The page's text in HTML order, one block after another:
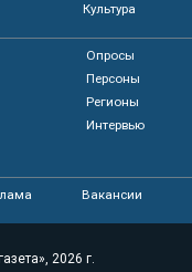
Культура
Опросы
Персоны
Регионы
Интервью
Вакансии
2026 г.